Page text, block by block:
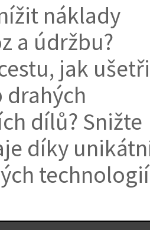
náklady
a údržbu?
jak
drahých
dílů? Snižte
díky